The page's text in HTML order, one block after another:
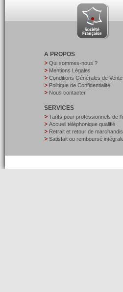
A PROPOS
Qui sommes-nous ?
Mentions Légales
Conditions Générales de Vente
Politique de Confidentialité
Nous contacter
SERVICES
Tarifs pour professionnels de
Accueil téléphonique qualifié
Retrait et retour de
Satisfait ou remboursé